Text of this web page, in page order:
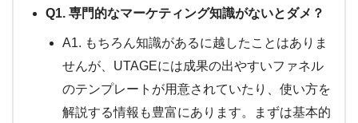
Q1. 専門的なマーケティング知識がないとダメ？
A1. もちろん知識があるに越したことはありま
せんが、UTAGEには成果の出やすいファネル
のテンプレートが用意されていたり、使い方を
解説する情報も豊富にあります。まずは基本的